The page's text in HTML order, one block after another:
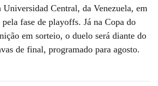
Universidad Central, da Venezuela, em
fase de playoffs. Já na Copa do
em sorteio, o duelo será diante do
de final, programado para agosto.